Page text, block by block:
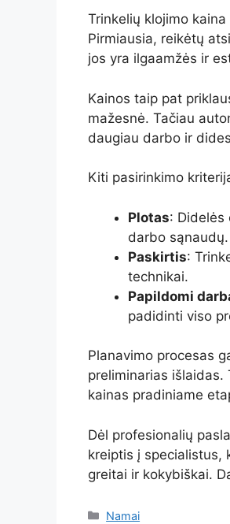
Trinkelių klojimo
Pirmiausia, reikėtų
jos yra ilgaamžės ir
Kainos taip pat
mažesnė. Tačiau
daugiau darbo ir
Kiti pasirinkimo
Plotas: Didelės
darbo sąnaudų.
Paskirtis:
technikai.
Papildomi
padidinti viso
Planavimo procesas
preliminarias
kainas pradiniame
Dėl profesionalių
kreiptis į specialistus,
greitai ir kokybiškai.
Kategorijos
Namai